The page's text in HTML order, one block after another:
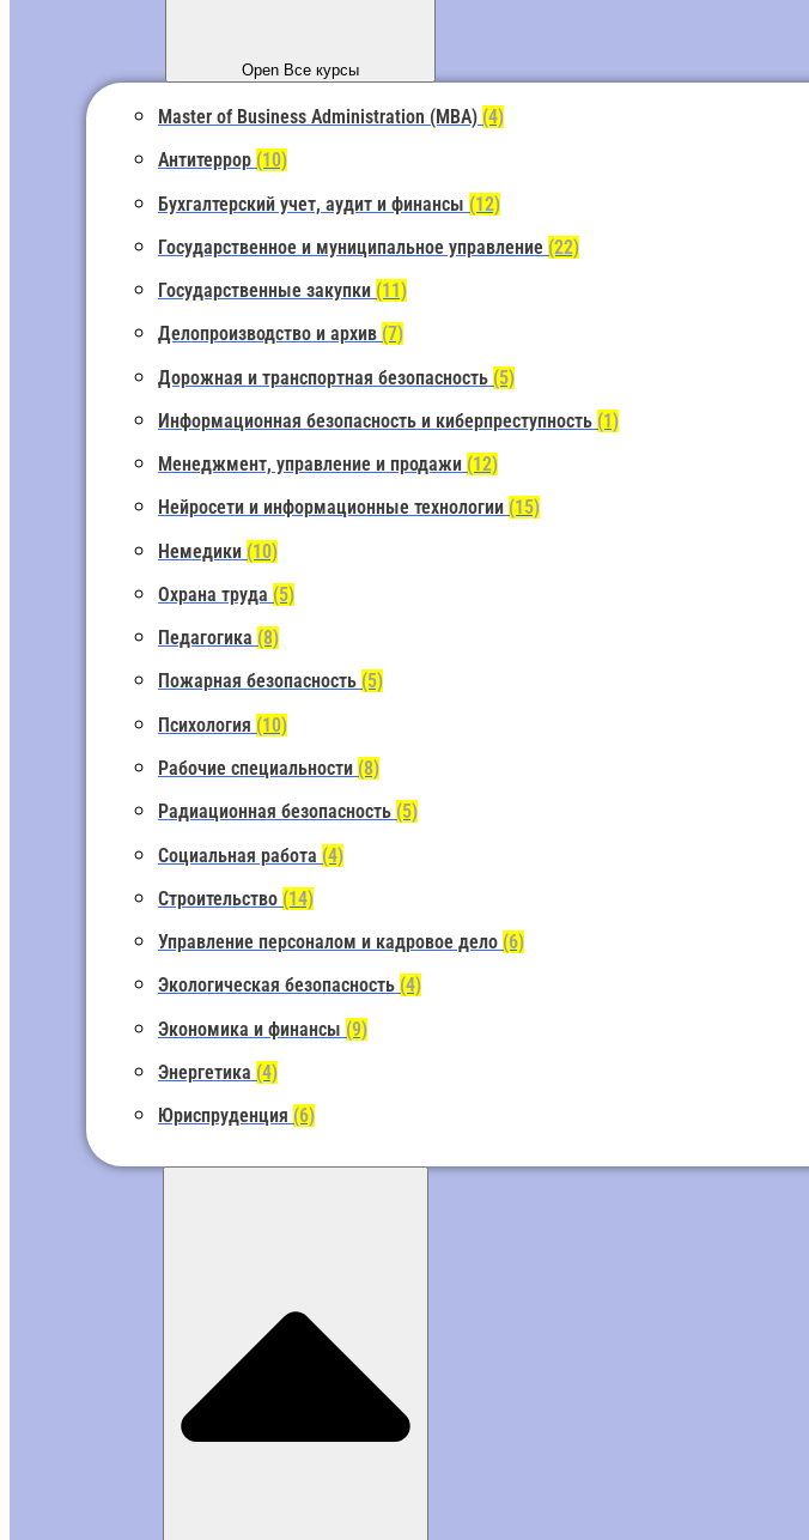
Open Все курсы
Master of Business Administration (MBA) (4)
Антитеррор (10)
Бухгалтерский учет, аудит и финансы (12)
Государственное и муниципальное управление (22)
Государственные закупки (11)
Делопроизводство и архив (7)
Дорожная и транспортная безопасность (5)
Информационная безопасность и киберпреступность (1)
Менеджмент, управление и продажи (12)
Нейросети и информационные технологии (15)
Немедики (10)
Охрана труда (5)
Педагогика (8)
Пожарная безопасность (5)
Психология (10)
Рабочие специальности (8)
Радиационная безопасность (5)
Социальная работа (4)
Строительство (14)
Управление персоналом и кадровое дело (6)
Экологическая безопасность (4)
Экономика и финансы (9)
Энергетика (4)
Юриспруденция (6)